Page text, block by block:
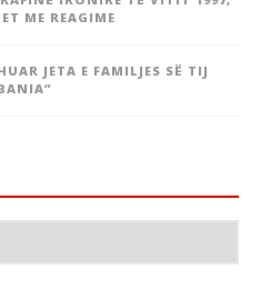
ME REAGIME
JETA E FAMILJES SË TIJ